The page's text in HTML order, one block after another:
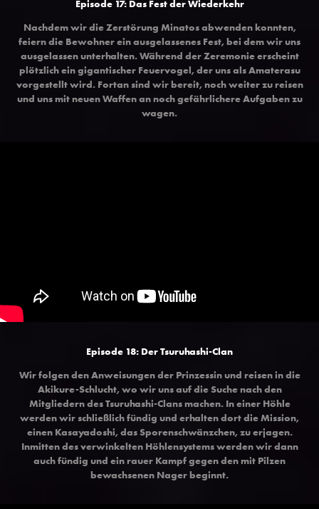
Episode 17: Das Fest der Wiederkehr
Nachdem wir die Zerstörung Minatos abwenden konnten,
feiern die Bewohner ein ausgelassenes Fest, bei dem wir uns
ausgelassen unterhalten. Während der Zeremonie erscheint
plötzlich ein gigantischer Feuervogel, der uns als Amaterasu
vorgestellt wird. Fortan sind wir bereit, noch weiter zu reisen
und uns mit neuen Waffen an noch gefährlichere Aufgaben zu
wagen.
Episode 18: Der Tsuruhashi-Clan
Wir folgen den Anweisungen der Prinzessin und reisen in die
Akikure-Schlucht, wo wir uns auf die Suche nach den
Mitgliedern des Tsuruhashi-Clans machen. In einer Höhle
werden wir schließlich fündig und erhalten dort die Mission,
einen Kasayadoshi, das Sporenschwänzchen, zu erjagen.
Inmitten des verwinkelten Höhlensystems werden wir dann
auch fündig und ein rauer Kampf gegen den mit Pilzen
bewachsenen Nager beginnt.